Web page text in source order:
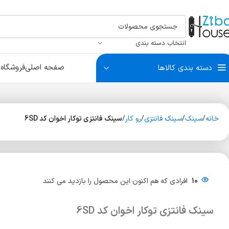
انتخاب دسته بندی
دسته بندی کالاها
سبد البسه سبد ریلی بست آتاژور بست آینه و شیشه درکوب و چشمی
سیلندر
صفحه اصلیفروشگاه
خانه سینک سینک فانتزی رو کار سینک فانتزی توکار اخوان کد 6SD
10 افرادی که هم اکنون این محصول را بازدید می کنند
سینک فانتزی توکار اخوان کد 6SD